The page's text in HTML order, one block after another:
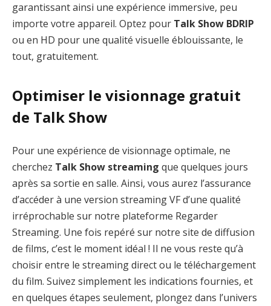
garantissant ainsi une expérience immersive, peu
importe votre appareil. Optez pour Talk Show BDRIP
ou en HD pour une qualité visuelle éblouissante, le
tout, gratuitement.
Optimiser le visionnage gratuit
de Talk Show
Pour une expérience de visionnage optimale, ne
cherchez Talk Show streaming que quelques jours
après sa sortie en salle. Ainsi, vous aurez l’assurance
d’accéder à une version streaming VF d’une qualité
irréprochable sur notre plateforme Regarder
Streaming. Une fois repéré sur notre site de diffusion
de films, c’est le moment idéal ! Il ne vous reste qu’à
choisir entre le streaming direct ou le téléchargement
du film. Suivez simplement les indications fournies, et
en quelques étapes seulement, plongez dans l’univers